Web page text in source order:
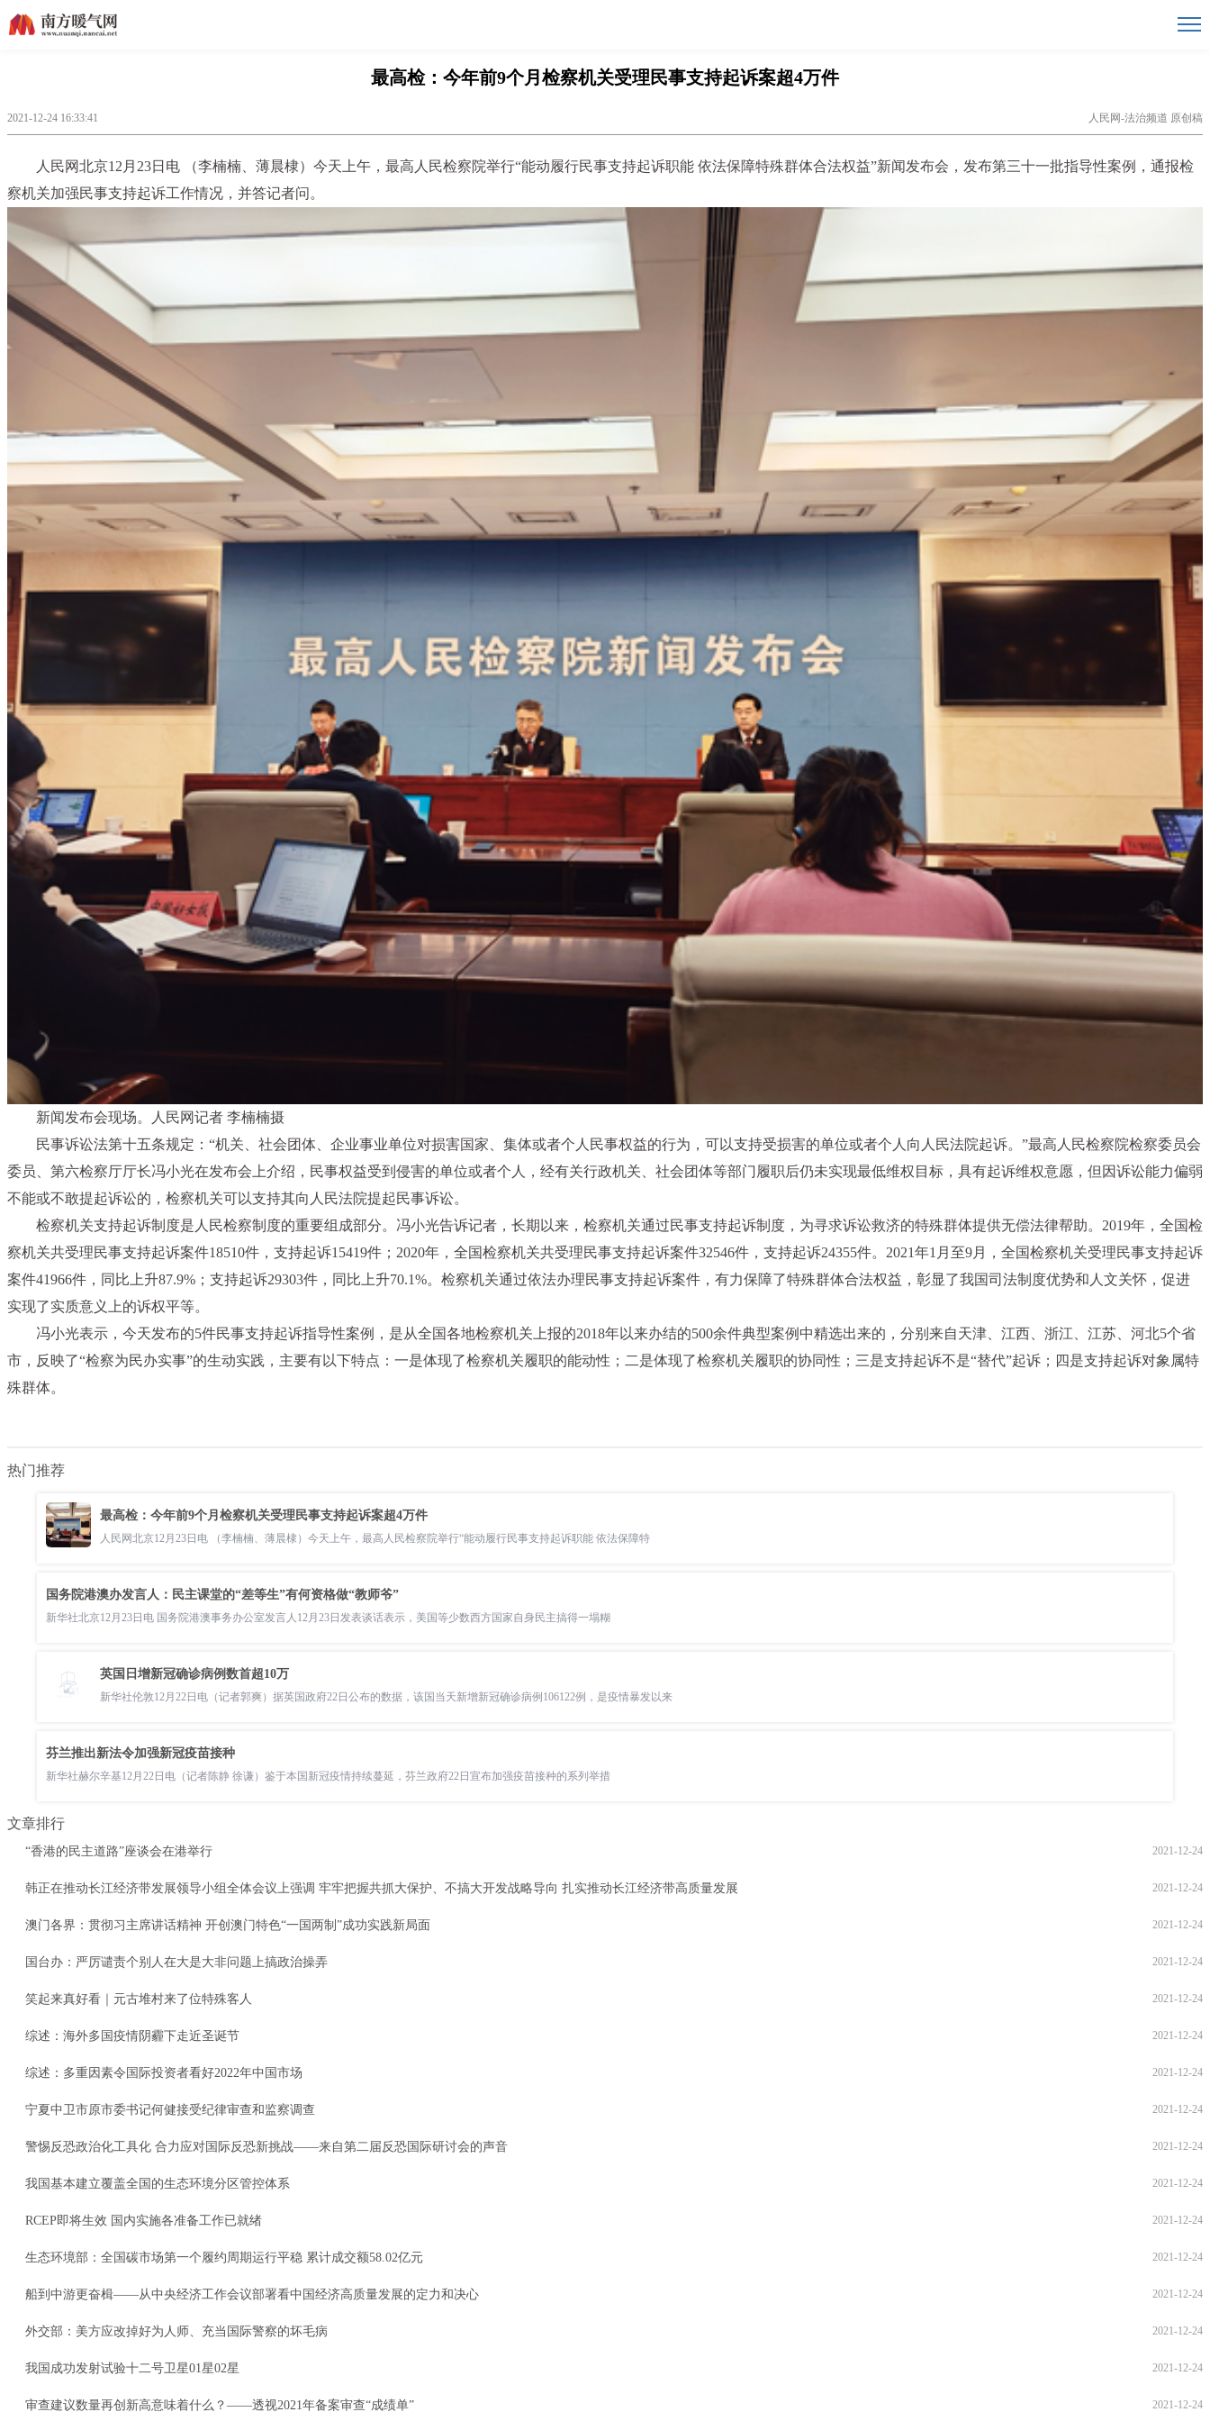
最高检：今年前9个月检察机关受理民事支持起诉案超4万件
2021-12-24 16:33:41 人民网-法治频道 原创稿
人民网北京12月23日电 （李楠楠、薄晨棣）今天上午，最高人民检察院举行“能动履行民事支持起诉职能 依法保障特殊群体合法权益”新闻发布会，发布第三十一批指导性案例，通报检
察机关加强民事支持起诉工作情况，并答记者问。
新闻发布会现场。人民网记者 李楠楠摄
民事诉讼法第十五条规定：“机关、社会团体、企业事业单位对损害国家、集体或者个人民事权益的行为，可以支持受损害的单位或者个人向人民法院起诉。”最高人民检察院检察委员会
委员、第六检察厅厅长冯小光在发布会上介绍，民事权益受到侵害的单位或者个人，经有关行政机关、社会团体等部门履职后仍未实现最低维权目标，具有起诉维权意愿，但因诉讼能力偏弱
不能或不敢提起诉讼的，检察机关可以支持其向人民法院提起民事诉讼。
检察机关支持起诉制度是人民检察制度的重要组成部分。冯小光告诉记者，长期以来，检察机关通过民事支持起诉制度，为寻求诉讼救济的特殊群体提供无偿法律帮助。2019年，全国检
察机关共受理民事支持起诉案件18510件，支持起诉15419件；2020年，全国检察机关共受理民事支持起诉案件32546件，支持起诉24355件。2021年1月至9月，全国检察机关受理民事支持起诉
案件41966件，同比上升87.9%；支持起诉29303件，同比上升70.1%。检察机关通过依法办理民事支持起诉案件，有力保障了特殊群体合法权益，彰显了我国司法制度优势和人文关怀，促进
实现了实质意义上的诉权平等。
冯小光表示，今天发布的5件民事支持起诉指导性案例，是从全国各地检察机关上报的2018年以来办结的500余件典型案例中精选出来的，分别来自天津、江西、浙江、江苏、河北5个省
市，反映了“检察为民办实事”的生动实践，主要有以下特点：一是体现了检察机关履职的能动性；二是体现了检察机关履职的协同性；三是支持起诉不是“替代”起诉；四是支持起诉对象属特
殊群体。
热门推荐
最高检：今年前9个月检察机关受理民事支持起诉案超4万件
人民网北京12月23日电 （李楠楠、薄晨棣）今天上午，最高人民检察院举行“能动履行民事支持起诉职能 依法保障特
国务院港澳办发言人：民主课堂的“差等生”有何资格做“教师爷”
新华社北京12月23日电 国务院港澳事务办公室发言人12月23日发表谈话表示，美国等少数西方国家自身民主搞得一塌糊
英国日增新冠确诊病例数首超10万
新华社伦敦12月22日电（记者郭爽）据英国政府22日公布的数据，该国当天新增新冠确诊病例106122例，是疫情暴发以来
芬兰推出新法令加强新冠疫苗接种
新华社赫尔辛基12月22日电（记者陈静 徐谦）鉴于本国新冠疫情持续蔓延，芬兰政府22日宣布加强疫苗接种的系列举措
文章排行
2021-12-24
“香港的民主道路”座谈会在港举行
2021-12-24
韩正在推动长江经济带发展领导小组全体会议上强调 牢牢把握共抓大保护、不搞大开发战略导向 扎实推动长江经济带高质量发展
2021-12-24
澳门各界：贯彻习主席讲话精神 开创澳门特色“一国两制”成功实践新局面
2021-12-24
国台办：严厉谴责个别人在大是大非问题上搞政治操弄
2021-12-24
笑起来真好看｜元古堆村来了位特殊客人
2021-12-24
综述：海外多国疫情阴霾下走近圣诞节
2021-12-24
综述：多重因素令国际投资者看好2022年中国市场
2021-12-24
宁夏中卫市原市委书记何健接受纪律审查和监察调查
2021-12-24
警惕反恐政治化工具化 合力应对国际反恐新挑战——来自第二届反恐国际研讨会的声音
2021-12-24
我国基本建立覆盖全国的生态环境分区管控体系
2021-12-24
RCEP即将生效 国内实施各准备工作已就绪
2021-12-24
生态环境部：全国碳市场第一个履约周期运行平稳 累计成交额58.02亿元
2021-12-24
船到中游更奋楫——从中央经济工作会议部署看中国经济高质量发展的定力和决心
2021-12-24
外交部：美方应改掉好为人师、充当国际警察的坏毛病
2021-12-24
我国成功发射试验十二号卫星01星02星
2021-12-24
审查建议数量再创新高意味着什么？——透视2021年备案审查“成绩单”